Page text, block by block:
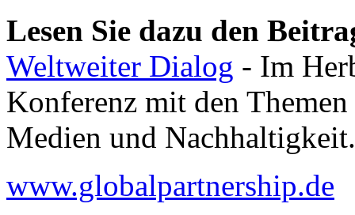
Lesen Sie dazu den
Weltweiter Dialog - Im
Konferenz mit den
Medien und Nachhaltigkeit.
www.globalpartnership.de